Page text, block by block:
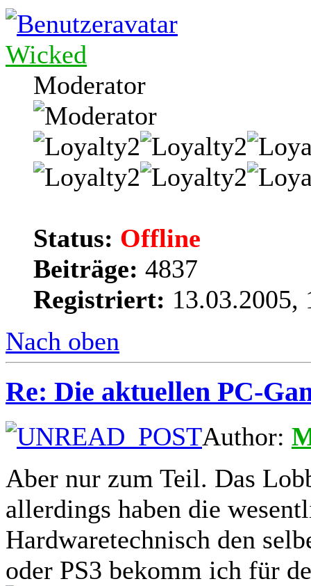
Wicked
Moderator
Status: Offline
Beiträge: 4837
Registriert: 13.03.2005,
Nach oben
Re: Die aktuellen PC-
Author:
Aber nur zum Teil. Das
allerdings haben die
Hardwaretechnisch den
oder PS3 bekomm ich für